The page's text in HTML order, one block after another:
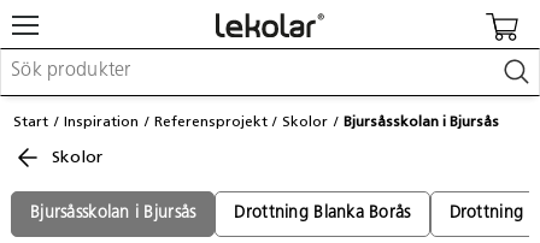
Möbler & inredning
Lekplatsutrustning & utemiljö
Skapa
Leka
Lära
Barnvagnar & småbarnsartiklar
Start Inspiration Referensprojekt Skolor Bjursåsskolan i Bjursås
Skolor
Bjursåsskolan i Bjursås Drottning Blanka Borås Drottning